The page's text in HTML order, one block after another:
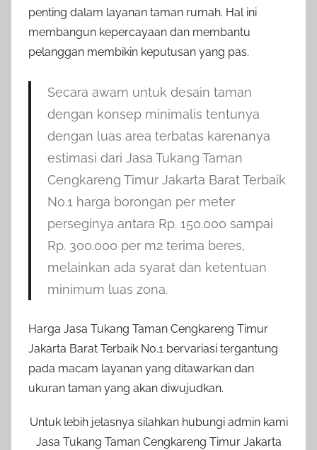
penting dalam layanan taman rumah. Hal ini
membangun kepercayaan dan membantu
pelanggan membikin keputusan yang pas.
Secara awam untuk desain taman
dengan konsep minimalis tentunya
dengan luas area terbatas karenanya
estimasi dari Jasa Tukang Taman
Cengkareng Timur Jakarta Barat Terbaik
No.1 harga borongan per meter
perseginya antara Rp. 150.000 sampai
Rp. 300.000 per m2 terima beres,
melainkan ada syarat dan ketentuan
minimum luas zona.
Harga Jasa Tukang Taman Cengkareng Timur
Jakarta Barat Terbaik No.1 bervariasi tergantung
pada macam layanan yang ditawarkan dan
ukuran taman yang akan diwujudkan.
Untuk lebih jelasnya silahkan hubungi admin kami
Jasa Tukang Taman Cengkareng Timur Jakarta